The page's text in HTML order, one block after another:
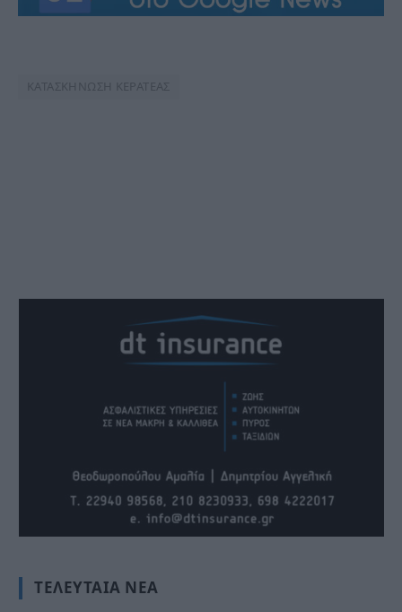
ΚΑΤΑΣΚΗΝΩΣΗ ΚΕΡΑΤΕΑΣ
ΤΕΛΕΥΤΑΊΑ ΝΈΑ